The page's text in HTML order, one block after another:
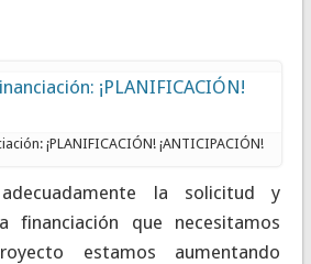
¡PLANIFICACIÓN! ¡ANTICIPACIÓN!
la solicitud y
financiación que necesitamos
estamos aumentando